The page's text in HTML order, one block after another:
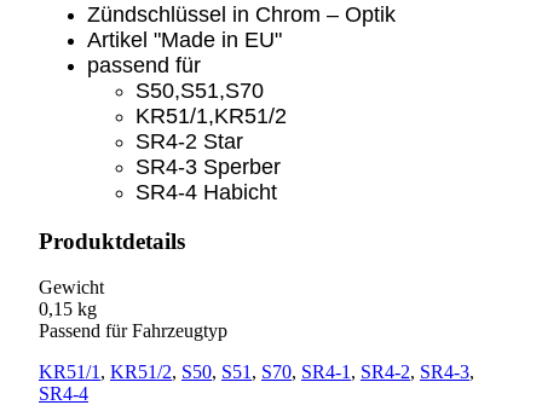
Zündschlüssel in Chrom – Optik
Artikel "Made in EU"
passend für
S50,S51,S70
KR51/1,KR51/2
SR4-2 Star
SR4-3 Sperber
SR4-4 Habicht
Produktdetails
Gewicht
0,15 kg
Passend für Fahrzeugtyp
KR51/1 , KR51/2, S50, S51 , S70, SR4-1 , SR4-2, SR4-3,
SR4-4